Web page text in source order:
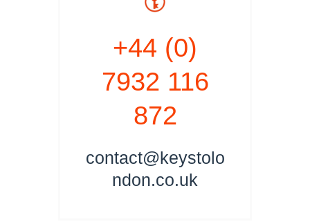
+44 (0)
7932 116
872
contact@keystolo
ndon.co.uk